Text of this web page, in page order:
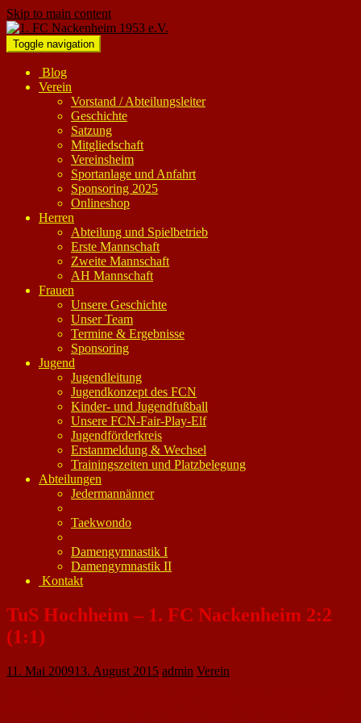
Skip to main content
Toggle navigation
Blog
Verein
Vorstand / Abteilungsleiter
Geschichte
Satzung
Mitgliedschaft
Vereinsheim
Sportanlage und Anfahrt
Sponsoring 2025
Onlineshop
Herren
Abteilung und Spielbetrieb
Erste Mannschaft
Zweite Mannschaft
AH Mannschaft
Frauen
Unsere Geschichte
Unser Team
Termine & Ergebnisse
Sponsoring
Jugend
Jugendleitung
Jugendkonzept des FCN
Kinder- und Jugendfußball
Unsere FCN-Fair-Play-Elf
Jugendförderkreis
Erstanmeldung & Wechsel
Trainingszeiten und Platzbelegung
Abteilungen
Jedermannänner
Taekwondo
Damengymnastik I
Damengymnastik II
Kontakt
TuS Hochheim – 1. FC Nackenheim 2:2
(1:1)
11. Mai 200913. August 2015 admin Verein